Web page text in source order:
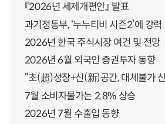
『2026년 세제개편안』 발표
과기정통부, ‘누누티비 시즌2’에 강
2026년 한국 주식시장 여건 및 전망
2026년 6월 외국인 증권투자 동향
“초(超)성장+신(新)공간, 대체불가
7월 소비자물가는 2.8% 상승
2026년 7월 수출입 동향